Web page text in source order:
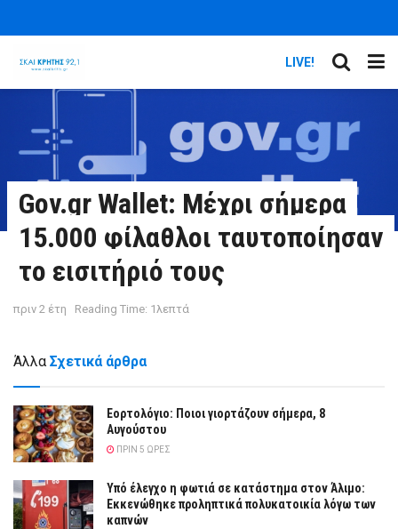
LIVE!
Gov.gr Wallet: Μέχρι σήμερα
15.000 φίλαθλοι ταυτοποίησαν
το εισιτήριό τους
πριν 2 έτη Reading Time: 1λεπτά
Άλλα Σχετικά άρθρα
Εορτολόγιο: Ποιοι γιορτάζουν σήμερα, 8
Αυγούστου
ΠΡΙΝ 5 ΏΡΕΣ
Yπό έλεγχο η φωτιά σε κατάστημα στον Άλιμο:
Εκκενώθηκε προληπτικά πολυκατοικία λόγω των
καπνών